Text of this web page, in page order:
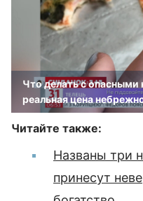
Что делать с опасными
реальная цена
Читайте также:
Названы три
принесут